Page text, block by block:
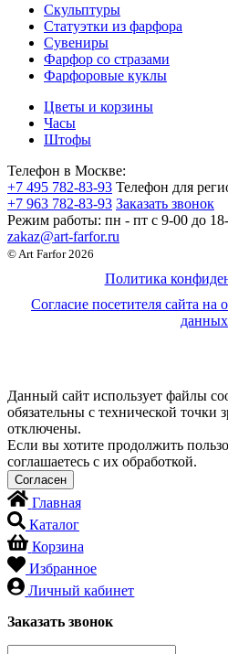
Скульптуры
Статуэтки из фарфора
Сувениры
Фарфор со стразами
Фарфоровые куклы
Цветы и корзины
Часы
Штофы
Телефон в Москве:
+7 495 782-83-93 Телефон для
+7 963 782-83-93 Заказать звонок
Режим работы: пн - пт c 9-00 до
zakaz@art-farfor.ru
© Art Farfor 2026
Политика
Согласие посетителя сайта на
данных
Данный сайт использует файлы
обязательны с технической точки
отключены.
Если вы хотите продолжить
соглашаетесь с их обработкой.
Главная
Каталог
Корзина
Избранное
Личный кабинет
Заказать звонок